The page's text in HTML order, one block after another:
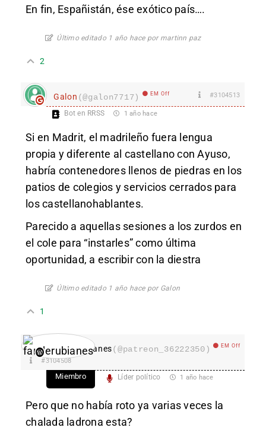
En fin, Españistán, ése exótico país….
Último editado 1 año hace por martinn paz
2
Galon (@galon7717) EM Off #3104513
Bot en RRSS 1 año hace
Si en Madrit, el madrileño fuera lengua
propia y diferente al castellano con Ayuso,
habría contenedores llenos de piedras en los
patios de colegios y servicios cerrados para
los castellanohablantes.
Parecido a aquellas sesiones a los zurdos en
el cole para “instarles” como última
oportunidad, a escribir con la diestra
Último editado 1 año hace por Galon
1
fanderubianes(@patreon_36222350) EM Off
#3104508
Miembro Líder político 1 año hace
Pero que no había roto ya varias veces la
chalada ladrona esta?